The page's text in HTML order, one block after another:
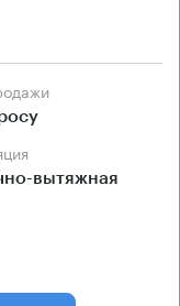
вытяжная